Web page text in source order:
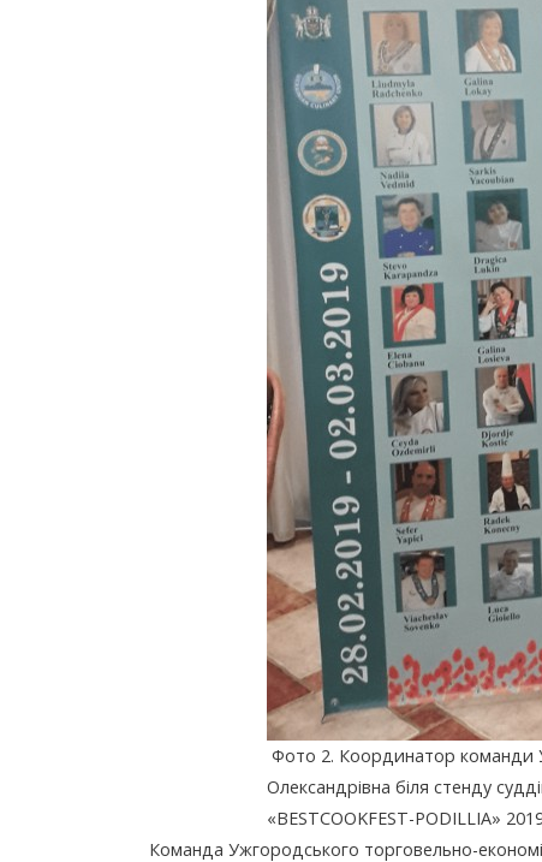
Фото 2. Координатор команди
Олександрівна біля стенду
«BESTCOOKFEST-PODILLIA»
Команда Ужгородського торговельно-